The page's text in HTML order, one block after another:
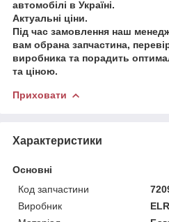
автомобілі в Україні.
Актуальні ціни.
Під час замовлення наш
вам обрана запчастина,
виробника та порадить
та ціною.
Приховати
Характеристики
Основні
Код запчастини
Виробник